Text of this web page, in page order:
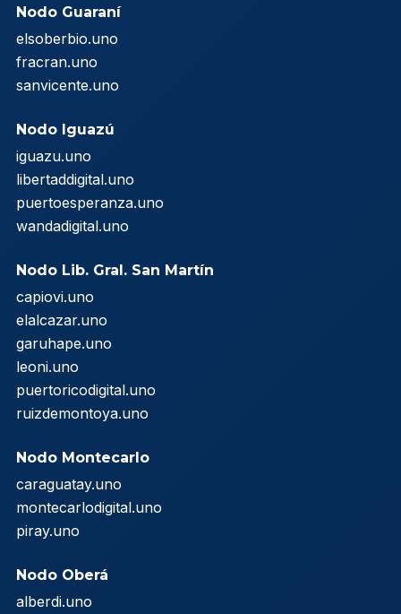
Nodo Guaraní
elsoberbio.uno
fracran.uno
sanvicente.uno
Nodo Iguazú
iguazu.uno
libertaddigital.uno
puertoesperanza.uno
wandadigital.uno
Nodo Lib. Gral. San Martín
capiovi.uno
elalcazar.uno
garuhape.uno
leoni.uno
puertoricodigital.uno
ruizdemontoya.uno
Nodo Montecarlo
caraguatay.uno
montecarlodigital.uno
piray.uno
Nodo Oberá
alberdi.uno